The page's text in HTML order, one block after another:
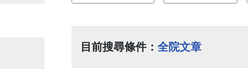
目前搜尋條件： 全院文章